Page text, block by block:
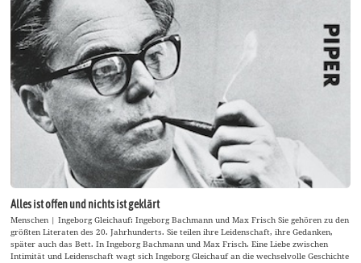
Alles ist offen und nichts ist geklärt
Menschen | Ingeborg Gleichauf: Ingeborg Bachmann und Max Frisch Sie gehören zu den
größten Literaten des 20. Jahrhunderts. Sie teilen ihre Leidenschaft, ihre Gedanken,
später auch das Bett. In Ingeborg Bachmann und Max Frisch. Eine Liebe zwischen
Intimität und Leidenschaft wagt sich Ingeborg Gleichauf an die wechselvolle Geschichte